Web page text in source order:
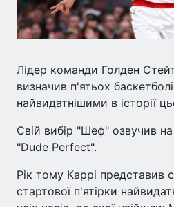
Лідер команди Голден
визначив п'ятьох
найвидатнішими в історії
Свій вибір "Шеф" озвучив на
"Dude Perfect".
Рік тому Каррі представив
стартової п'ятірки